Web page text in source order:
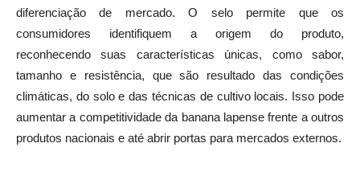
diferenciação de mercado. O selo permite que os
consumidores identifiquem a origem do produto,
reconhecendo suas características únicas, como sabor,
tamanho e resistência, que são resultado das condições
climáticas, do solo e das técnicas de cultivo locais. Isso pode
aumentar a competitividade da banana lapense frente a outros
produtos nacionais e até abrir portas para mercados externos.